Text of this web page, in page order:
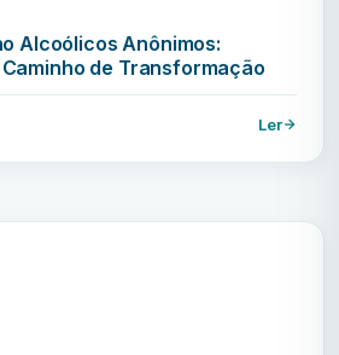
Alcoólicos Anônimos:
de Transformação
Ler